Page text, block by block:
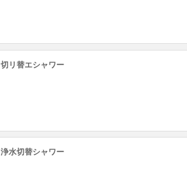
切リ替エシャワー
浄水切替シャワー